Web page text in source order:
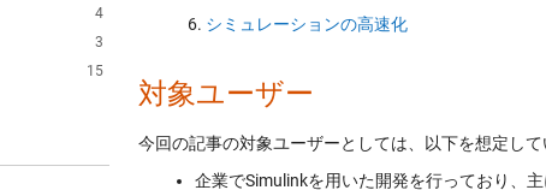
4
3
15
シミュレーションの高速化
対象ユーザー
今回の記事の対象ユーザーとしては、以下を想定して
企業でSimulinkを用いた開発を行っており、